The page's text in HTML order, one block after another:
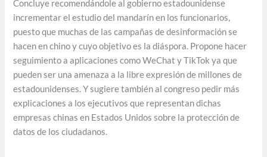
Concluye recomendándole al gobierno estadounidense
incrementar el estudio del mandarín en los funcionarios,
puesto que muchas de las campañas de desinformación se
hacen en chino y cuyo objetivo es la diáspora. Propone hacer
seguimiento a aplicaciones como WeChat y TikTok ya que
pueden ser una amenaza a la libre expresión de millones de
estadounidenses. Y sugiere también al congreso pedir más
explicaciones a los ejecutivos que representan dichas
empresas chinas en Estados Unidos sobre la protección de
datos de los ciudadanos.